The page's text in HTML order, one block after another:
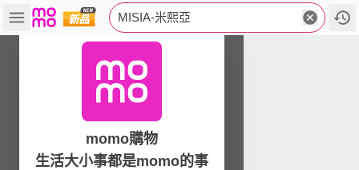
MISIA-米熙亞
momo購物
生活大小事都是momo的事